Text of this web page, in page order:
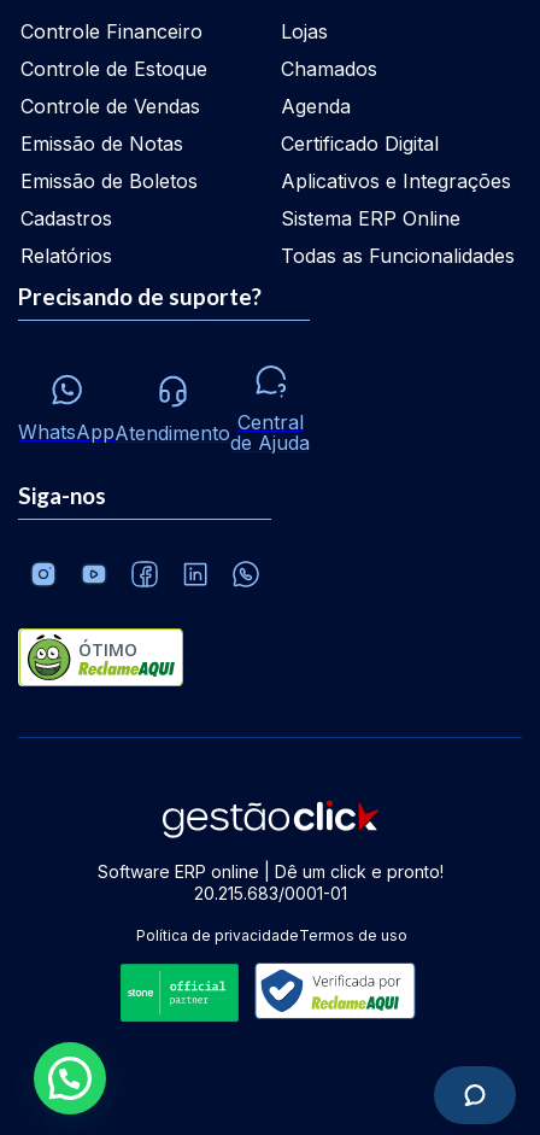
Controle Financeiro
Controle de Estoque
Controle de Vendas
Emissão de Notas
Emissão de Boletos
Cadastros
Relatórios
Lojas
Chamados
Agenda
Certificado Digital
Aplicativos e Integrações
Sistema ERP Online
Todas as Funcionalidades
Precisando de suporte?
WhatsAppAtendimento Central
de Ajuda
Siga-nos
ÓTIMO
Software ERP online | Dê um click e pronto!
20.215.683/0001-01
Política de privacidadeTermos de uso